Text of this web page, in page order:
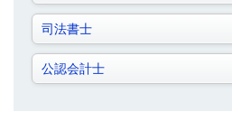
司法書士
公認会計士